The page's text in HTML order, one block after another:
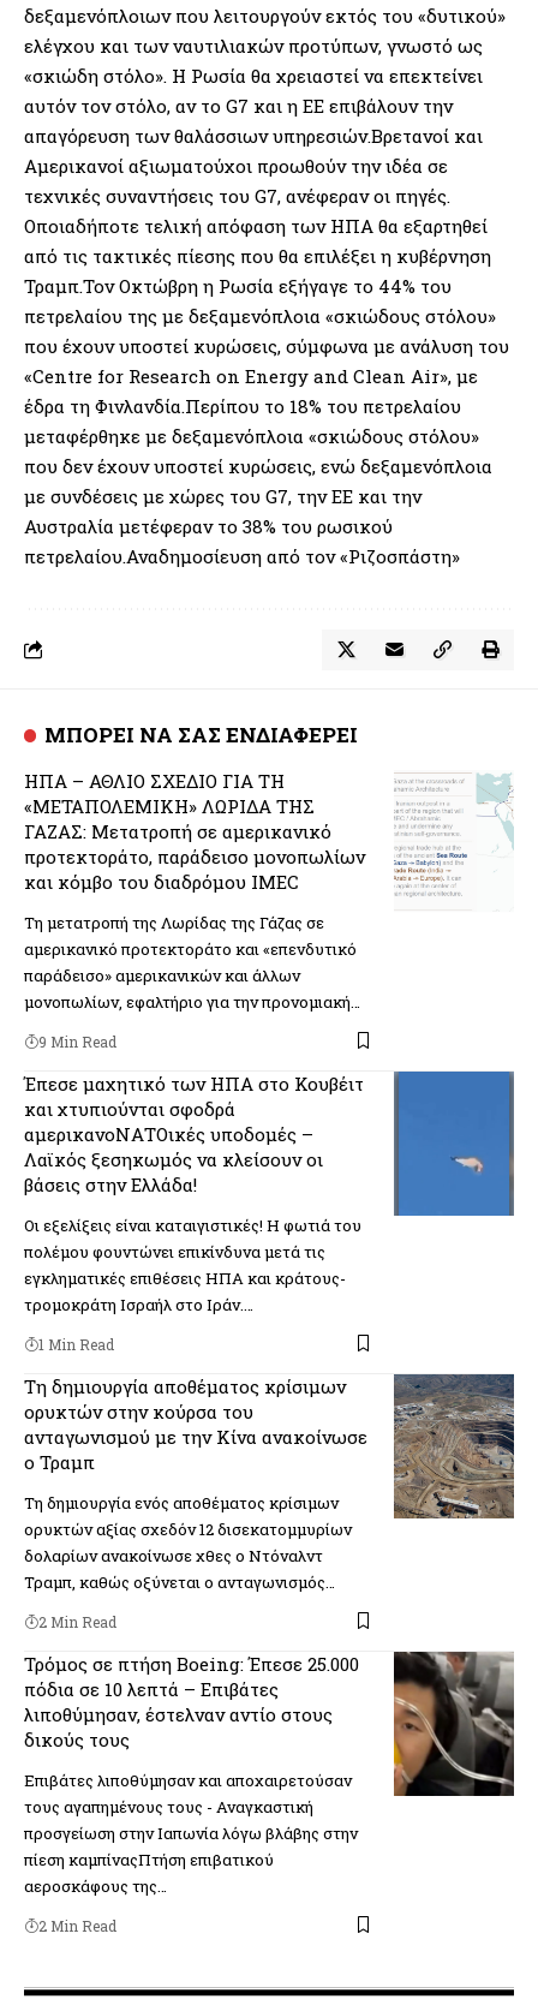
δεξαμενόπλοιων που λειτουργούν εκτός του «δυτικού»
ελέγχου και των ναυτιλιακών προτύπων, γνωστό ως
«σκιώδη στόλο». Η Ρωσία θα χρειαστεί να επεκτείνει
αυτόν τον στόλο, αν το G7 και η ΕΕ επιβάλουν την
απαγόρευση των θαλάσσιων υπηρεσιών.Βρετανοί και
Αμερικανοί αξιωματούχοι προωθούν την ιδέα σε
τεχνικές συναντήσεις του G7, ανέφεραν οι πηγές.
Οποιαδήποτε τελική απόφαση των ΗΠΑ θα εξαρτηθεί
από τις τακτικές πίεσης που θα επιλέξει η κυβέρνηση
Τραμπ.Τον Οκτώβρη η Ρωσία εξήγαγε το 44% του
πετρελαίου της με δεξαμενόπλοια «σκιώδους στόλου»
που έχουν υποστεί κυρώσεις, σύμφωνα με ανάλυση του
«Centre for Research on Energy and Clean Air», με
έδρα τη Φινλανδία.Περίπου το 18% του πετρελαίου
μεταφέρθηκε με δεξαμενόπλοια «σκιώδους στόλου»
που δεν έχουν υποστεί κυρώσεις, ενώ δεξαμενόπλοια
με συνδέσεις με χώρες του G7, την ΕΕ και την
Αυστραλία μετέφεραν το 38% του ρωσικού
πετρελαίου.Αναδημοσίευση από τον «Ριζοσπάστη»
ΜΠΟΡΕΙ ΝΑ ΣΑΣ ΕΝΔΙΑΦΕΡΕΙ
ΗΠΑ – ΑΘΛΙΟ ΣΧΕΔΙΟ ΓΙΑ ΤΗ
«ΜΕΤΑΠΟΛΕΜΙΚΗ» ΛΩΡΙΔΑ ΤΗΣ
ΓΑΖΑΣ: Μετατροπή σε αμερικανικό
προτεκτοράτο, παράδεισο μονοπωλίων
και κόμβο του διαδρόμου IMEC
Τη μετατροπή της Λωρίδας της Γάζας σε
αμερικανικό προτεκτοράτο και «επενδυτικό
παράδεισο» αμερικανικών και άλλων
μονοπωλίων, εφαλτήριο για την προνομιακή…
9 Min Read
Έπεσε μαχητικό των ΗΠΑ στο Κουβέιτ
και χτυπιούνται σφοδρά
αμερικανοΝΑΤΟικές υποδομές –
Λαϊκός ξεσηκωμός να κλείσουν οι
βάσεις στην Ελλάδα!
Οι εξελίξεις είναι καταιγιστικές! Η φωτιά του
πολέμου φουντώνει επικίνδυνα μετά τις
εγκληματικές επιθέσεις ΗΠΑ και κράτους-
τρομοκράτη Ισραήλ στο Ιράν.…
1 Min Read
Τη δημιουργία αποθέματος κρίσιμων
ορυκτών στην κούρσα του
ανταγωνισμού με την Κίνα ανακοίνωσε
ο Τραμπ
Τη δημιουργία ενός αποθέματος κρίσιμων
ορυκτών αξίας σχεδόν 12 δισεκατομμυρίων
δολαρίων ανακοίνωσε χθες ο Ντόναλντ
Τραμπ, καθώς οξύνεται ο ανταγωνισμός…
2 Min Read
Τρόμος σε πτήση Boeing: Έπεσε 25.000
πόδια σε 10 λεπτά – Επιβάτες
λιποθύμησαν, έστελναν αντίο στους
δικούς τους
Επιβάτες λιποθύμησαν και αποχαιρετούσαν
τους αγαπημένους τους - Αναγκαστική
προσγείωση στην Ιαπωνία λόγω βλάβης στην
πίεση καμπίναςΠτήση επιβατικού
αεροσκάφους της…
2 Min Read